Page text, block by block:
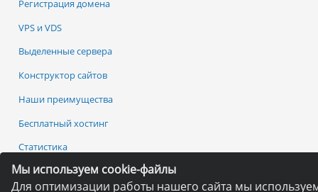
Мы используем cookie-файлы
Для оптимизации работы нашего сайта мы
Регистрация домена
VPS и VDS
Выделенные сервера
Конструктор сайтов
Наши преимущества
Бесплатный хостинг
Статистика